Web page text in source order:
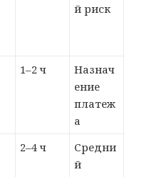
й риск
1–2 ч
Назнач
ение
платеж
а
2–4 ч
Средни
й